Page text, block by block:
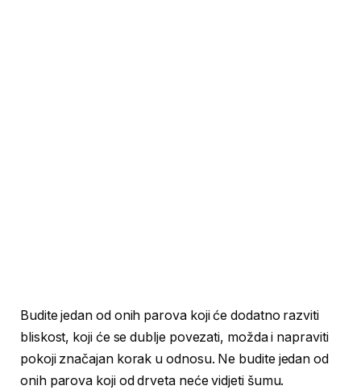
Budite jedan od onih parova koji će dodatno razviti
bliskost, koji će se dublje povezati, možda i napraviti
pokoji značajan korak u odnosu. Ne budite jedan od
onih parova koji od drveta neće vidjeti šumu.